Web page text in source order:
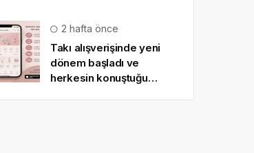
2 hafta önce
Takı alışverişinde yeni
dönem başladı ve
herkesin konuştuğu